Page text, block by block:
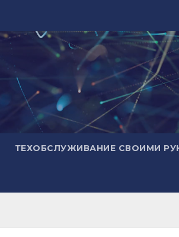
ТЕХОБСЛУЖИВАНИЕ СВОИМИ